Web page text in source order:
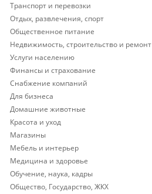
Транспорт и перевозки
Отдых, развлечения, спорт
Общественное питание
Недвижимость, строительство и ремонт
Услуги населению
Финансы и страхование
Снабжение компаний
Для бизнеса
Домашние животные
Красота и уход
Магазины
Мебель и интерьер
Медицина и здоровье
Обучение, наука, кадры
Общество, Государство, ЖКХ